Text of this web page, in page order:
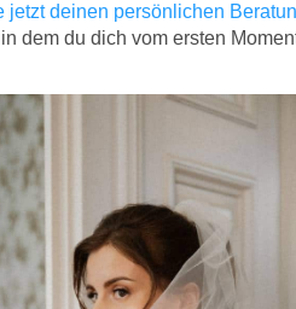
jetzt deinen persönlichen
dem du dich vom ersten